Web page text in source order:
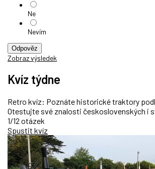
Ne
Nevím
Odpověz
Zobraz výsledek
Kvíz týdne
Retro kvíz: Poznáte historické traktory
Otestujte své znalosti československých i
1/12 otázek
Spustit kvíz